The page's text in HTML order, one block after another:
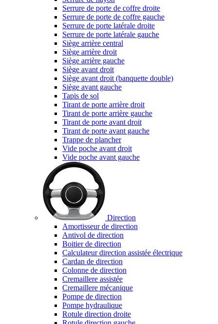
Serrure de porte de coffre droite
Serrure de porte de coffre gauche
Serrure de porte latérale droite
Serrure de porte latérale gauche
Siège arrière central
Siège arrière droit
Siège arrière gauche
Siège avant droit
Siège avant droit (banquette double)
Siège avant gauche
Tapis de sol
Tirant de porte arrière droit
Tirant de porte arrière gauche
Tirant de porte avant droit
Tirant de porte avant gauche
Trappe de plancher
Vide poche avant droit
Vide poche avant gauche
Direction
Amortisseur de direction
Antivol de direction
Boitier de direction
Calculateur direction assistée électrique
Cardan de direction
Colonne de direction
Cremaillere assistée
Cremaillere mécanique
Pompe de direction
Pompe hydraulique
Rotule direction droite